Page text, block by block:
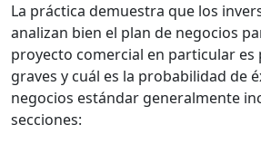
La práctica demuestra que los
analizan bien el plan de negocios
proyecto comercial en particular es
graves y cuál es la probabilidad de
negocios estándar generalmente
secciones: